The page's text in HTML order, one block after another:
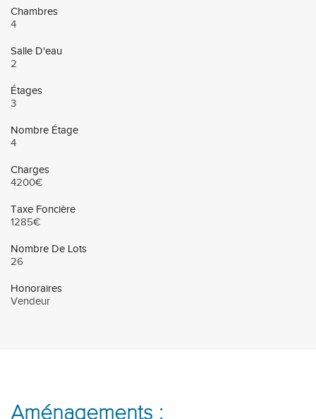
Chambres
4
Salle D'eau
2
Étages
3
Nombre Étage
4
Charges
4200€
Taxe Foncière
1285€
Nombre De Lots
26
Honoraires
Vendeur
Aménagements :